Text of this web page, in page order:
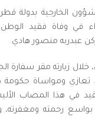
الخارجية بدولة
في وفاة فقيد
عبدربه منصور هادي.
خلال زيارته مقر سفارة
تعازي ومواساة
في هذا المصاب
بواسع رحمته